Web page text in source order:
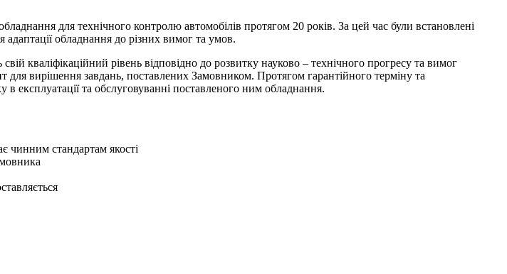
для технічного контролю автомобілів протягом 20 років. За цей час були встановлені
адаптації обладнання до різних вимог та умов.
кваліфікаційний рівень відповідно до розвитку науково – технічного прогресу та вимог
вирішення завдань, поставлених Замовником. Протягом гарантійного терміну та
експлуатації та обслуговуванні поставленого ним обладнання.
чинним стандартам якості